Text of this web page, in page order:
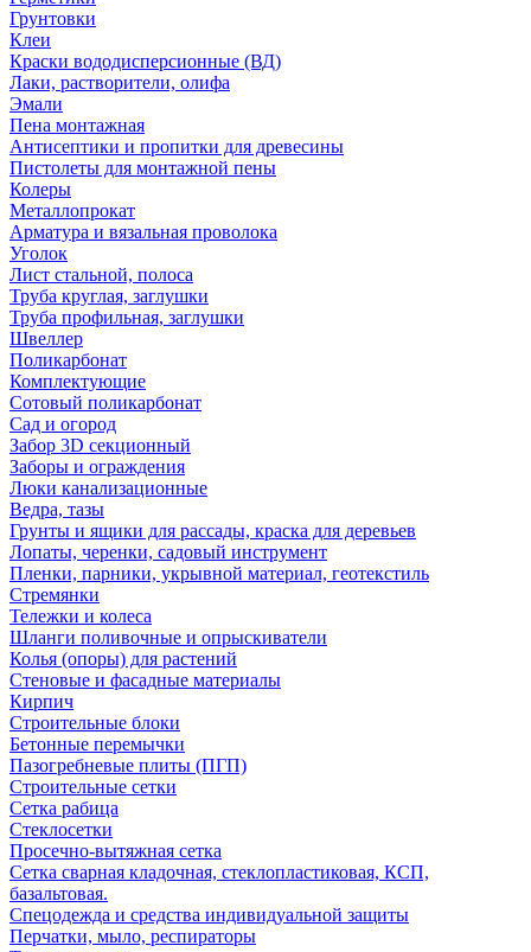
Грунтовки
Клеи
Краски вододисперсионные (ВД)
Лаки, растворители, олифа
Эмали
Пена монтажная
Антисептики и пропитки для древесины
Пистолеты для монтажной пены
Колеры
Металлопрокат
Арматура и вязальная проволока
Уголок
Лист стальной, полоса
Труба круглая, заглушки
Труба профильная, заглушки
Швеллер
Поликарбонат
Комплектующие
Сотовый поликарбонат
Сад и огород
Забор 3D секционный
Заборы и ограждения
Люки канализационные
Ведра, тазы
Грунты и ящики для рассады, краска для деревьев
Лопаты, черенки, садовый инструмент
Пленки, парники, укрывной материал, геотекстиль
Стремянки
Тележки и колеса
Шланги поливочные и опрыскиватели
Колья (опоры) для растений
Стеновые и фасадные материалы
Кирпич
Строительные блоки
Бетонные перемычки
Пазогребневые плиты (ПГП)
Строительные сетки
Сетка рабица
Стеклосетки
Просечно-вытяжная сетка
Сетка сварная кладочная, стеклопластиковая, КСП,
базальтовая.
Спецодежда и средства индивидуальной защиты
Перчатки, мыло, респираторы